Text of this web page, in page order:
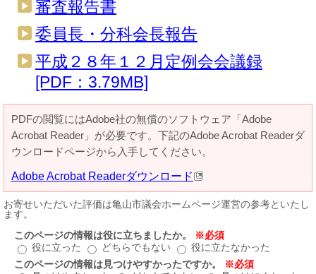
審査報告書
委員長・分科会長報告
平成２８年１２月定例会会議録
[PDF：3.79MB]
PDFの閲覧にはAdobe社の無償のソフトウェア「Adobe
Acrobat Reader」が必要です。下記のAdobe Acrobat Readerダ
ウンロードページから入手してください。
Adobe Acrobat Readerダウンロード